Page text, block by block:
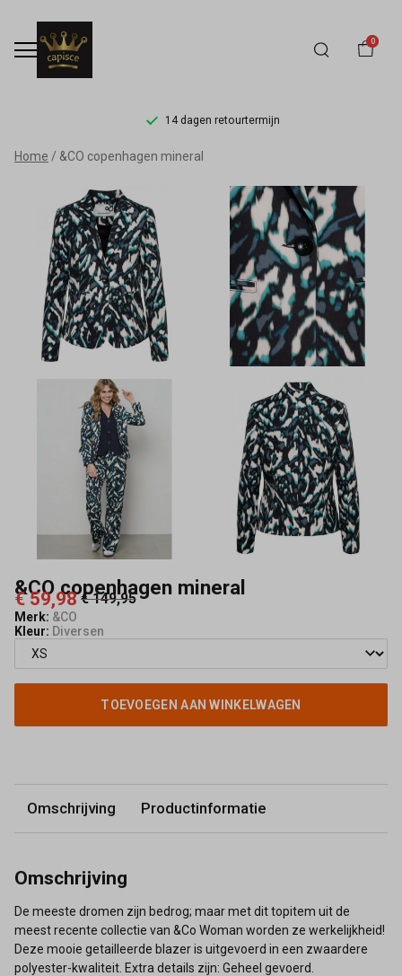
0
14 dagen retourtermijn
&CO
copenhagen
mineral
Capisce
Mode
Home &CO copenhagen mineral
&CO copenhagen mineral
€ 59,98 € 149,95
Merk: &CO
Kleur: Diversen
TOEVOEGEN AAN WINKELWAGEN
Omschrijving Productinformatie
Omschrijving
De meeste dromen zijn bedrog; maar met dit topitem uit de
meest recente collectie van &Co Woman worden ze werkelijkheid!
Deze mooie getailleerde blazer is uitgevoerd in een zwaardere
polyester-kwaliteit. Extra details zijn: Geheel gevoerd.